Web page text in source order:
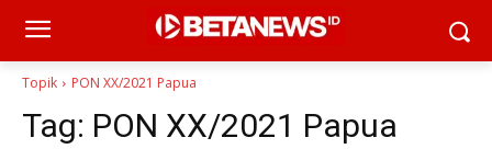
Topik PON XX/2021 Papua
Tag: PON XX/2021 Papua